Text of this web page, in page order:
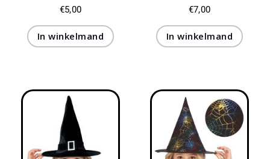
€5,00
In winkelmand
€7,00
In winkelmand